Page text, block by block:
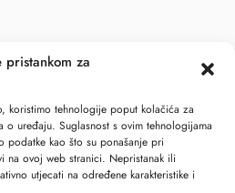
pristankom za
koristimo tehnologije poput kolačića za
uređaju. Suglasnost s ovim tehnologijama
kao što su ponašanje pri
na ovoj web stranici. Nepristanak ili
utjecati na određene karakteristike i